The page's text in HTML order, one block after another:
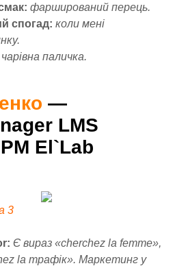
фарширований перець.
спогад: коли мені
чарівна паличка.
—
LMS
El`Lab
3
Є вираз «cherchez la femme»,
la трафік». Маркетинг у